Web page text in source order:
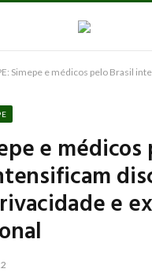
Simepe e médicos pelo Brasil intensificam discussão sobre
e
e